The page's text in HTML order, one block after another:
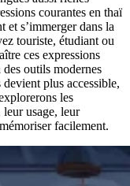
courantes en thaï
et s’immerger dans la
touriste, étudiant ou
ces expressions
outils modernes
devient plus accessible,
les
leur usage, leur
facilement.